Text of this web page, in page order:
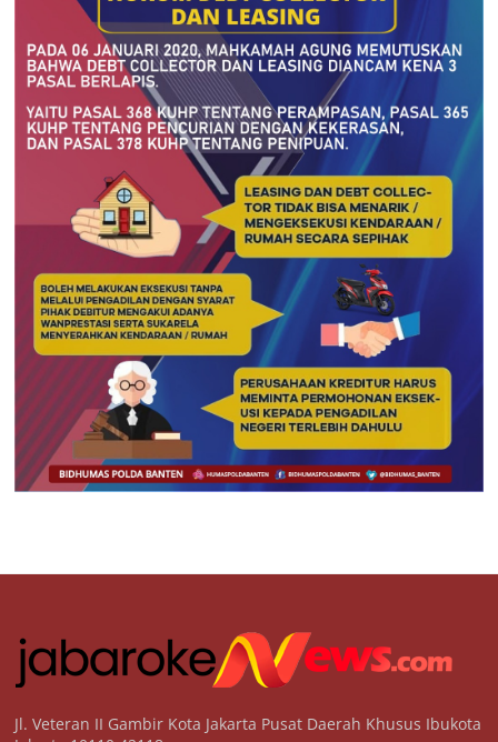
Jl. Veteran II Gambir Kota Jakarta Pusat Daerah Khusus Ibukota